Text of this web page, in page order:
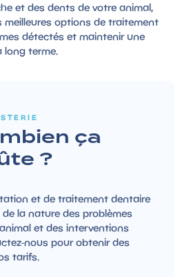
et des dents de votre animal,
meilleures options de traitement
détectés et maintenir une
long terme.
ça
?
et de traitement dentaire
la nature des problèmes
et des interventions
nous pour obtenir des
tarifs.